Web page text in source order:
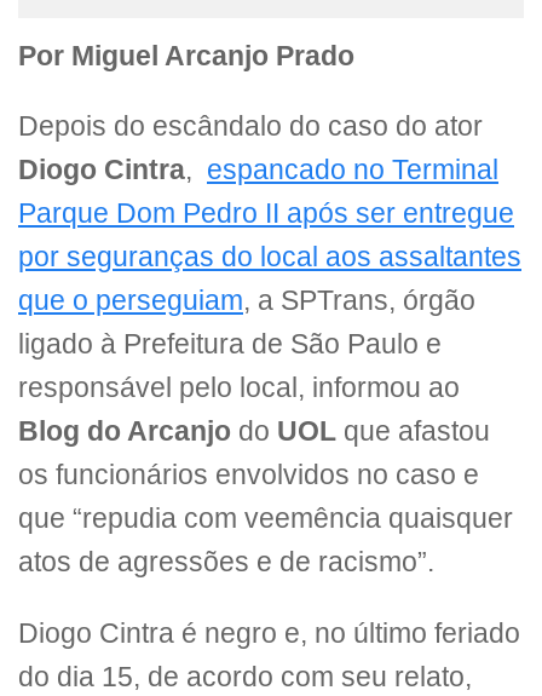
Por Miguel Arcanjo Prado
Depois do escândalo do caso do ator
Diogo Cintra, espancado no Terminal
Parque Dom Pedro II após ser entregue
por seguranças do local aos assaltantes
que o perseguiam, a SPTrans, órgão
ligado à Prefeitura de São Paulo e
responsável pelo local, informou ao
Blog do Arcanjo do UOL que afastou
os funcionários envolvidos no caso e
que “repudia com veemência quaisquer
atos de agressões e de racismo”.
Diogo Cintra é negro e, no último feriado
do dia 15, de acordo com seu relato,